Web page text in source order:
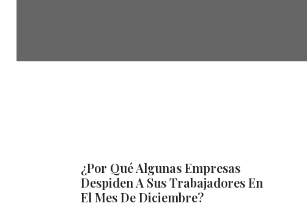
¿Por Qué Algunas Empresas
Despiden A Sus Trabajadores En
El Mes De Diciembre?